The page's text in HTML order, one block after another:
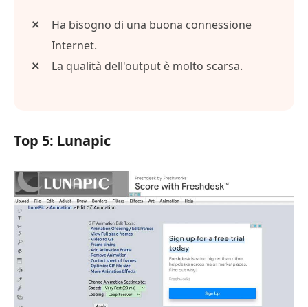
Ha bisogno di una buona connessione
Internet.
La qualità dell'output è molto scarsa.
Top 5: Lunapic